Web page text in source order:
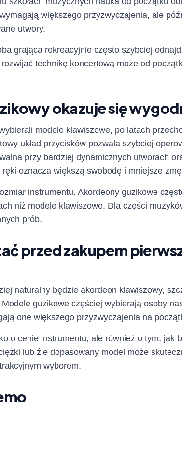
większego przyzwyczajenia, ale
utwory.
grająca rekreacyjnie często szybciej
technikę koncertową może od
okazuje się
modele klawiszowe, po latach
układ przycisków pozwala szybciej
przy bardziej dynamicznych utworach
oznacza większą swobodę i mniejsze
instrumentu. Akordeony guzikowe
niż modele klawiszowe. Dla części
prób.
przed zakupem
naturalny będzie akordeon klawiszowy,
guzikowe częściej wybierają osoby
one większego przyzwyczajenia na
o cenie instrumentu, ale również o tym, jak
lub źle dopasowany model może
wyborem.